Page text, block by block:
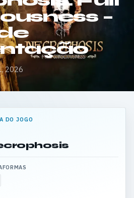
–
2026
DO JOGO